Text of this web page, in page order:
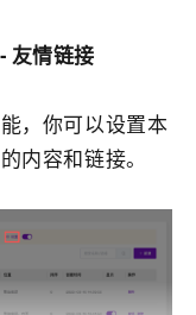
友情链接
，你可以设置本
内容和链接。